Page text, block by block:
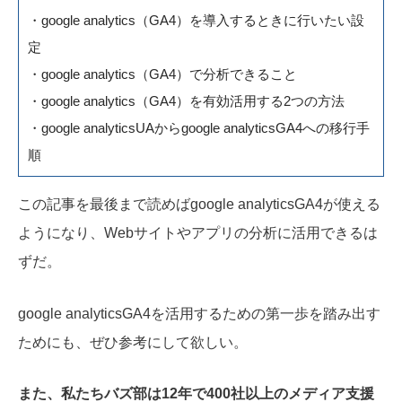
・google analytics（GA4）を導入するときに行いたい設
定
・google analytics（GA4）で分析できること
・google analytics（GA4）を有効活用する2つの方法
・google analyticsUAからgoogle analyticsGA4への移行手
順
この記事を最後まで読めばgoogle analyticsGA4が使える
ようになり、Webサイトやアプリの分析に活用できるは
ずだ。
google analyticsGA4を活用するための第一歩を踏み出す
ためにも、ぜひ参考にして欲しい。
また、私たちバズ部は12年で400社以上のメディア支援